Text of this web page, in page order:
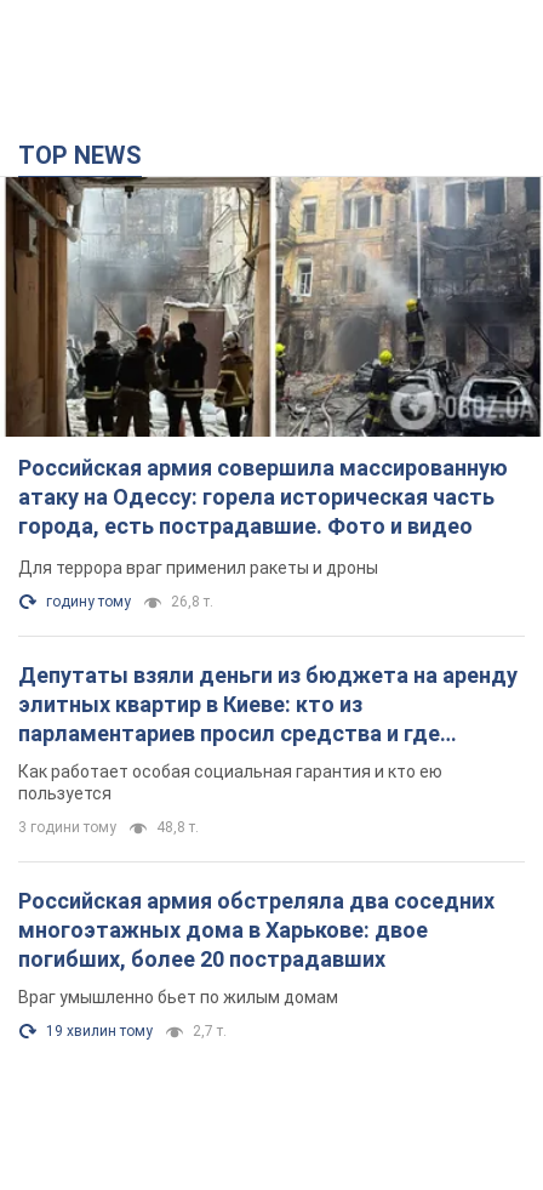
TOP NEWS
Российская армия совершила массированную
атаку на Одессу: горела историческая часть
города, есть пострадавшие. Фото и видео
Для террора враг применил ракеты и дроны
годину тому 26,8 т.
Депутаты взяли деньги из бюджета на аренду
элитных квартир в Киеве: кто из
парламентариев просил средства и где
поселился
Как работает особая социальная гарантия и кто ею
пользуется
3 години тому 48,8 т.
Российская армия обстреляла два соседних
многоэтажных дома в Харькове: двое
погибших, более 20 пострадавших
Враг умышленно бьет по жилым домам
19 хвилин тому 2,7 т.